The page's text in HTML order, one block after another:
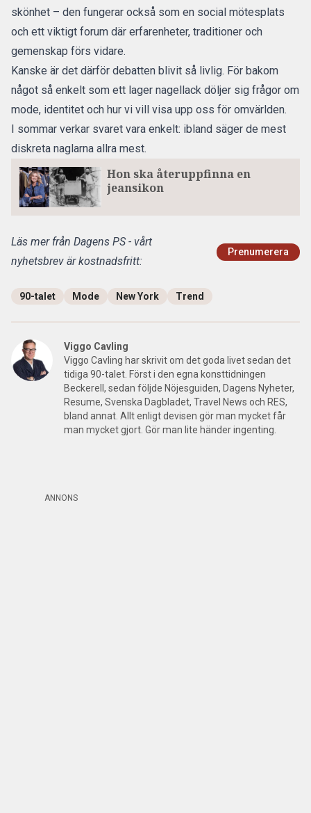
skönhet – den fungerar också som en social mötesplats
och ett viktigt forum där erfarenheter, traditioner och
gemenskap förs vidare.
Kanske är det därför debatten blivit så livlig. För bakom
något så enkelt som ett lager nagellack döljer sig frågor om
mode, identitet och hur vi vill visa upp oss för omvärlden.
I sommar verkar svaret vara enkelt: ibland säger de mest
diskreta naglarna allra mest.
Hon ska återuppfinna en
jeansikon
Läs mer från Dagens PS - vårt
nyhetsbrev är kostnadsfritt:
Prenumerera
90-talet Mode New York Trend
Viggo Cavling
Viggo Cavling har skrivit om det goda livet sedan det
tidiga 90-talet. Först i den egna konsttidningen
Beckerell, sedan följde Nöjesguiden, Dagens Nyheter,
Resume, Svenska Dagbladet, Travel News och RES,
bland annat. Allt enligt devisen gör man mycket får
man mycket gjort. Gör man lite händer ingenting.
ANNONS